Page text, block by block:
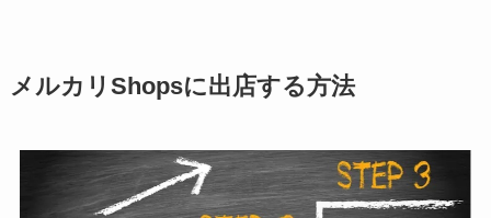
メルカリShopsに出店する方法